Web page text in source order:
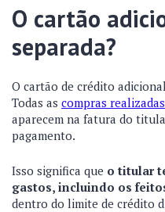
O cartão
separada?
O cartão de crédito adicional
Todas as compras
aparecem na fatura do
pagamento.
Isso significa que o titular
gastos, incluindo os
dentro do limite de crédito